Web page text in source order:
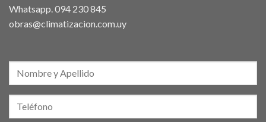
Whatsapp.094 230 845
obras@climatizacion.com.uy